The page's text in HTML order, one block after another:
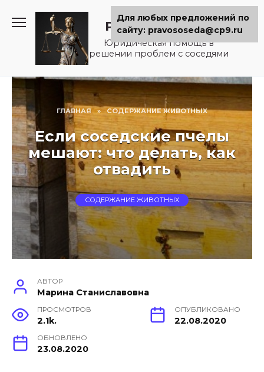
содержанию
Pravososeda.ru
Юридическая помощь в
решении проблем с соседями
ГЛАВНАЯ » СОДЕРЖАНИЕ ЖИВОТНЫХ
Если соседские пчелы
мешают: что делать, как
отвадить
СОДЕРЖАНИЕ ЖИВОТНЫХ
АВТОР
Марина Станиславовна
ПРОСМОТРОВ
2.1k.
ОПУБЛИКОВАНО
22.08.2020
ОБНОВЛЕНО
23.08.2020
Для любых предложений по
сайту: pravososeda@cp9.ru